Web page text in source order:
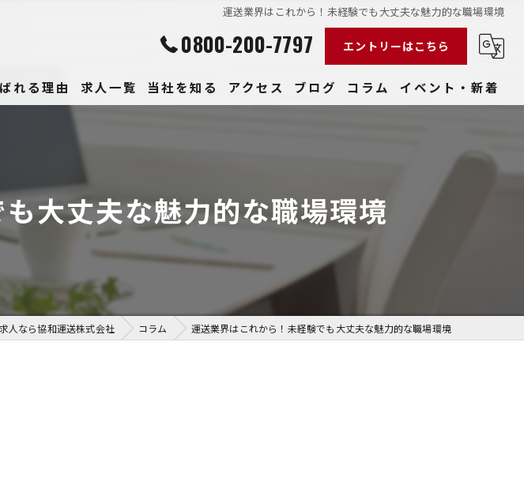
運送業界はこれから！未経験でも大丈夫な魅力的な職場環境
0800-200-7797 エントリーはこちら
れる理由 求人一覧 当社を知る
高収入
アクセス ブログ コラム イベント・新着
大丈夫な魅力的な職場環境
人なら協和運送株式会社 コラム 運送業界はこれから！未経験でも大丈夫な魅力的な職場環境